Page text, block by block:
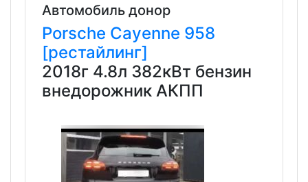
Автомобиль донор
Porsche Cayenne 958
[рестайлинг]
2018г 4.8л 382кВт бензин
внедорожник АКПП